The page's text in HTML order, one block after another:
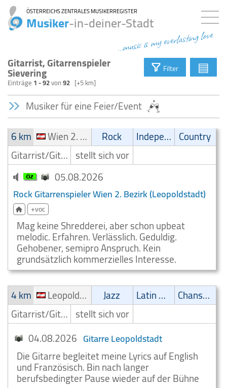
ÖSTERREICHS ZENTRALES MUSIKERREGISTER
Musiker-in-deiner-Stadt
...music is my everlasting love
Gitarrist, Gitarrenspieler
Sievering
Einträge 1 - 92von92 [+5 km]
Filter ▤
Musiker für eine Feier/Event
6 km
Wien 2. Bezirk (Leopoldstadt) Rock Independent Country
Gitarrist/Gitarrenspieler stellt sich vor
05.08.2026
Rock Gitarrenspieler Wien 2. Bezirk (Leopoldstadt)
+voc
Mag keine Shredderei, aber schon upbeat
melodic. Erfahren. Verlässlich. Geduldig.
Gehobener, semipro Anspruch. Kein
grundsätzlich kommerzielles Interesse.
4 km
Leopoldstadt Jazz Latin Musik
Chanson
Gitarrist/Gitarrenspieler stellt sich vor
04.08.2026 Gitarre Leopoldstadt
Die Gitarre begleitet meine Lyrics auf English
und Französisch. Bin nach langer
berufsbedingter Pause wieder auf der Bühne